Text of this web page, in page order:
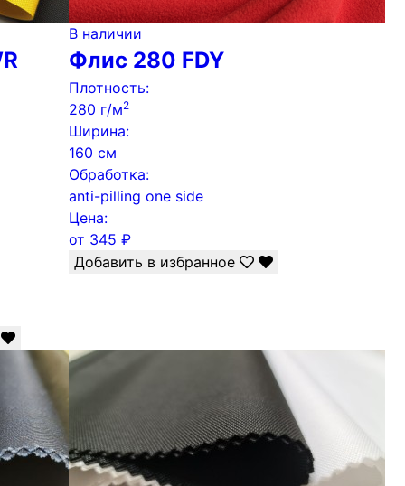
В наличии
Флис 280 FDY
Плотность:
280 г/м2
Ширина:
160 см
Обработка:
anti-pilling one side
Цена:
от 345 ₽
Добавить в избранное